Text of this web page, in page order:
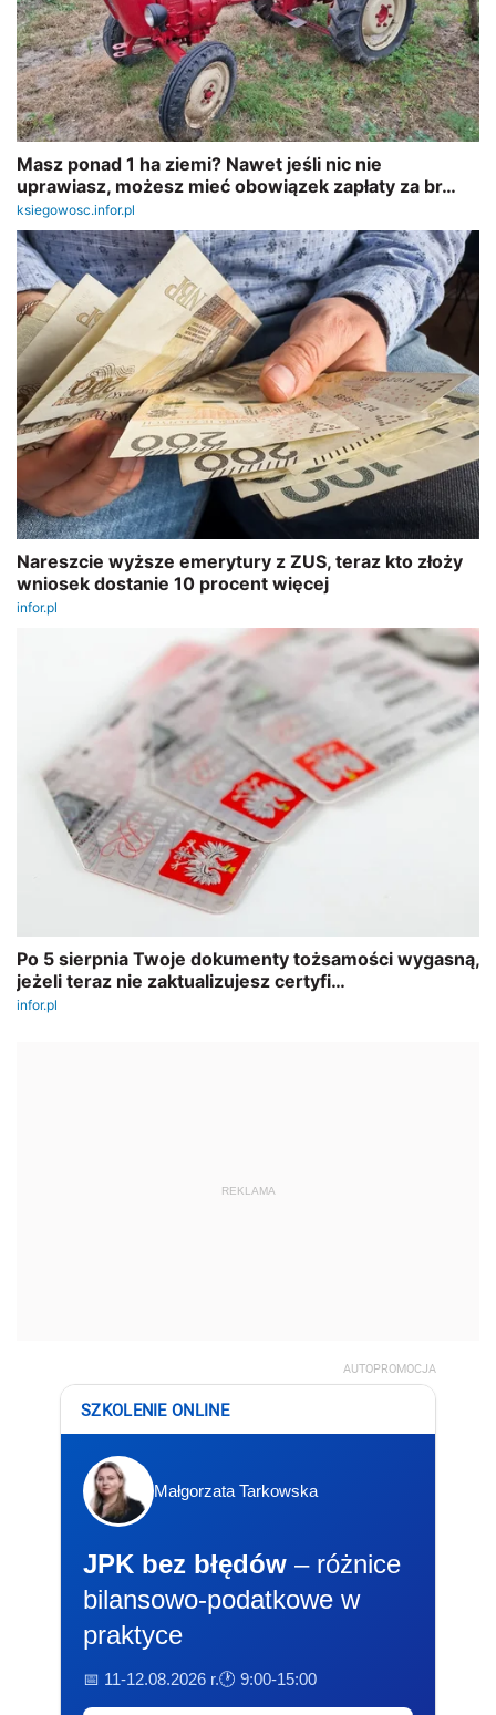
REKLAMA
AUTOPROMOCJA
SZKOLENIE ONLINE
Małgorzata Tarkowska
JPK bez błędów – różnice
bilansowo-podatkowe w
praktyce
📅 11-12.08.2026 r.🕐 9:00-15:00